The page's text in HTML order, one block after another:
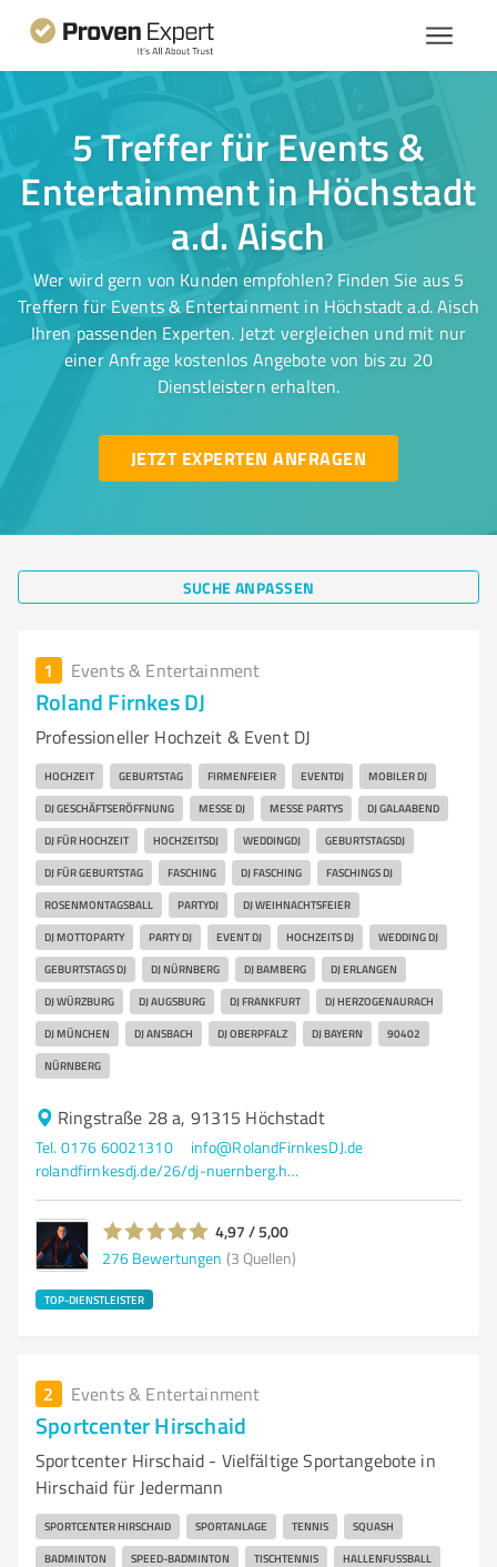
5 Treffer für Events &
Entertainment in Höchstadt
a.d. Aisch
Wer wird gern von Kunden empfohlen? Finden Sie aus 5
Treffern für Events & Entertainment in Höchstadt a.d. Aisch
Ihren passenden Experten. Jetzt vergleichen und mit nur
einer Anfrage kostenlos Angebote von bis zu 20
Dienstleistern erhalten.
JETZT EXPERTEN ANFRAGEN
SUCHE ANPASSEN
1 Events & Entertainment
Roland Firnkes DJ
Professioneller Hochzeit & Event DJ
HOCHZEIT GEBURTSTAG FIRMENFEIER EVENTDJ MOBILER DJ
DJ GESCHÄFTSERÖFFNUNG MESSE DJ MESSE PARTYS DJ GALAABEND
DJ FÜR HOCHZEIT HOCHZEITSDJ WEDDINGDJ GEBURTSTAGSDJ
DJ FÜR GEBURTSTAG FASCHING DJ FASCHING FASCHINGS DJ
ROSENMONTAGSBALL PARTYDJ DJ WEIHNACHTSFEIER
DJ MOTTOPARTY PARTY DJ EVENT DJ HOCHZEITS DJ WEDDING DJ
GEBURTSTAGS DJ DJ NÜRNBERG DJ BAMBERG DJ ERLANGEN
DJ WÜRZBURG DJ AUGSBURG DJ FRANKFURT DJ HERZOGENAURACH
DJ MÜNCHEN DJ ANSBACH DJ OBERPFALZ DJ BAYERN 90402
NÜRNBERG
Ringstraße 28 a, 91315 Höchstadt
Tel. 0176 60021310
info@RolandFirnkesDJ.de
rolandfirnkesdj.de/26/dj-nuernberg.html
4,97 / 5,00
276 Bewertungen (3 Quellen)
TOP-DIENSTLEISTER
2 Events & Entertainment
Sportcenter Hirschaid
Sportcenter Hirschaid - Vielfältige Sportangebote in
Hirschaid für Jedermann
SPORTCENTER HIRSCHAID SPORTANLAGE TENNIS SQUASH
BADMINTON SPEED-BADMINTON TISCHTENNIS HALLENFUSSBALL